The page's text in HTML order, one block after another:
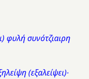
φυλή συνότζιαιρη
(εξαλείψει)∙